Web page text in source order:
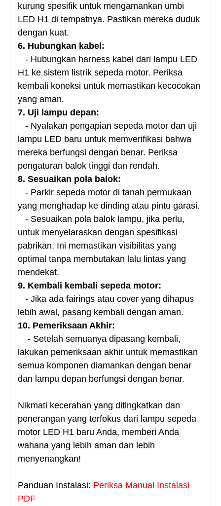
kurung spesifik untuk mengamankan umbi
LED H1 di tempatnya. Pastikan mereka duduk
dengan kuat.
6. Hubungkan kabel:
- Hubungkan harness kabel dari lampu LED
H1 ke sistem listrik sepeda motor. Periksa
kembali koneksi untuk memastikan kecocokan
yang aman.
7. Uji lampu depan:
- Nyalakan pengapian sepeda motor dan uji
lampu LED baru untuk memverifikasi bahwa
mereka berfungsi dengan benar. Periksa
pengaturan balok tinggi dan rendah.
8. Sesuaikan pola balok:
- Parkir sepeda motor di tanah permukaan
yang menghadap ke dinding atau pintu garasi.
- Sesuaikan pola balok lampu, jika perlu,
untuk menyelaraskan dengan spesifikasi
pabrikan. Ini memastikan visibilitas yang
optimal tanpa membutakan lalu lintas yang
mendekat.
9. Kembali kembali sepeda motor:
- Jika ada fairings atau cover yang dihapus
lebih awal, pasang kembali dengan aman.
10. Pemeriksaan Akhir:
- Setelah semuanya dipasang kembali,
lakukan pemeriksaan akhir untuk memastikan
semua komponen diamankan dengan benar
dan lampu depan berfungsi dengan benar.
Nikmati kecerahan yang ditingkatkan dan
penerangan yang terfokus dari lampu sepeda
motor LED H1 baru Anda, memberi Anda
wahana yang lebih aman dan lebih
menyenangkan!
Panduan Instalasi: Periksa Manual Instalasi
PDF